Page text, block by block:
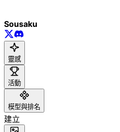
Sousaku
靈感
活動
模型與排名
建立